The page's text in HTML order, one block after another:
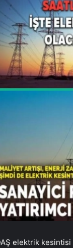
elektrik